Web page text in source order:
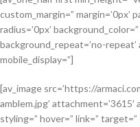
custom_margin=” margin=’0px’
radius=’0px’
background_repeat=’no-repeat’
mobile_display=”]
[av_image src=’https://
amblem.jpg’ attachment=’3615′
styling=” hover=” link=”